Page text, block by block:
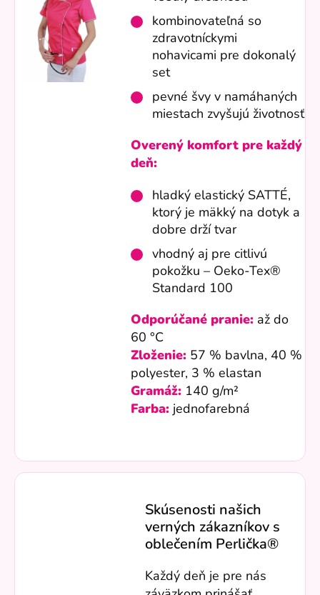
kombinovateľná so
zdravotníckymi
nohavicami pre dokonalý
set
pevné švy v namáhaných
miestach zvyšujú životnosť
Overený komfort pre každý
deň:
hladký elastický SATTÉ,
ktorý je mäkký na dotyk a
dobre drží tvar
vhodný aj pre citlivú
pokožku – Oeko-Tex®
Standard 100
Odporúčané pranie: až do
60 °C
Zloženie: 57 % bavlna, 40 %
polyester, 3 % elastan
Gramáž: 140 g/m²
Farba: jednofarebná
Skúsenosti našich
verných zákazníkov s
oblečením Perlička®
Každý deň je pre nás